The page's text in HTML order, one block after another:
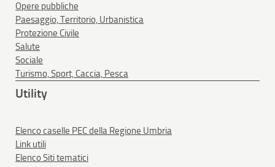
Opere pubbliche
Paesaggio, Territorio, Urbanistica
Protezione Civile
Salute
Sociale
Turismo, Sport, Caccia, Pesca
Utility
Elenco caselle PEC della Regione Umbria
Link utili
Elenco Siti tematici